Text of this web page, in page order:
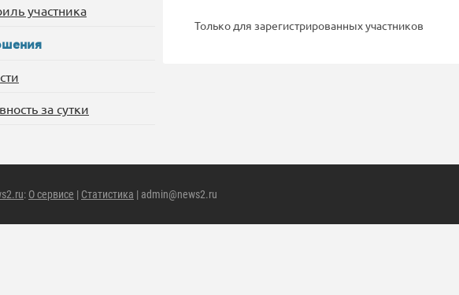
участника
за сутки
Только для зарегистрированных участников
: О сервисе | Статистика | admin@news2.ru